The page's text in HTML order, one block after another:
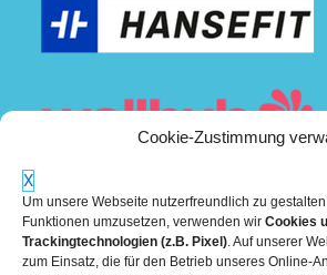
Cookie-Zustimmung
X
Um unsere Webseite nutzerfreundlich zu
Funktionen umzusetzen, verwenden wir Cookies
Trackingtechnologien (z.B. Pixel). Auf unserer
zum Einsatz, die für den Betrieb unseres Online-